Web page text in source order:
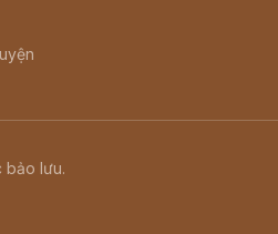
bảo lưu.